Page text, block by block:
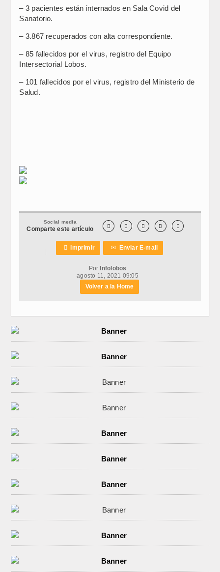
– 3 pacientes están internados en Sala Covid del
Sanatorio.
– 3.867 recuperados con alta correspondiente.
– 85 fallecidos por el virus, registro del Equipo
Intersectorial Lobos.
– 101 fallecidos por el virus, registro del Ministerio de
Salud.
Social media
Comparte este artículo     
 Imprimir ✉ Enviar E-mail
Por Infolobos
agosto 11, 2021 09:05
Volver a la Home